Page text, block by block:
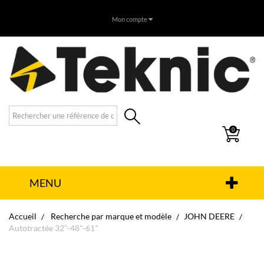
Mon compte
0
MENU
Accueil Recherche par marque et modèle
JOHN DEERE
Autotractée 32"-48"-61"